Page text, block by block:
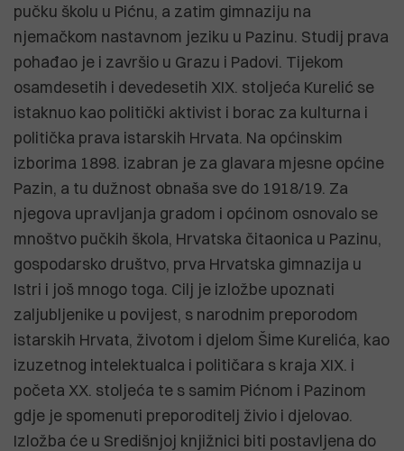
pučku školu u Pićnu, a zatim gimnaziju na
njemačkom nastavnom jeziku u Pazinu. Studij prava
pohađao je i završio u Grazu i Padovi. Tijekom
osamdesetih i devedesetih XIX. stoljeća Kurelić se
istaknuo kao politički aktivist i borac za kulturna i
politička prava istarskih Hrvata. Na općinskim
izborima 1898. izabran je za glavara mjesne općine
Pazin, a tu dužnost obnaša sve do 1918/19. Za
njegova upravljanja gradom i općinom osnovalo se
mnoštvo pučkih škola, Hrvatska čitaonica u Pazinu,
gospodarsko društvo, prva Hrvatska gimnazija u
Istri i još mnogo toga. Cilj je izložbe upoznati
zaljubljenike u povijest, s narodnim preporodom
istarskih Hrvata, životom i djelom Šime Kurelića, kao
izuzetnog intelektualca i političara s kraja XIX. i
početa XX. stoljeća te s samim Pićnom i Pazinom
gdje je spomenuti preporoditelj živio i djelovao.
Izložba će u Središnjoj knjižnici biti postavljena do